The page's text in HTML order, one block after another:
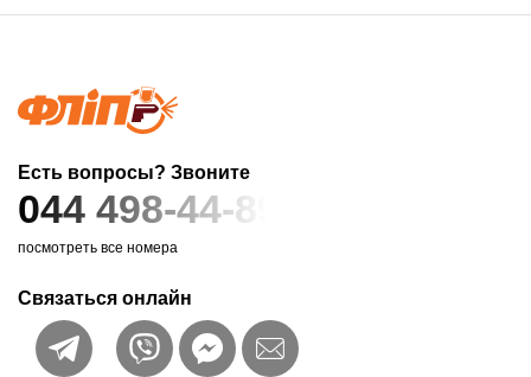
Есть вопросы? Звоните
044 498-44-89
посмотреть все номера
Связаться онлайн